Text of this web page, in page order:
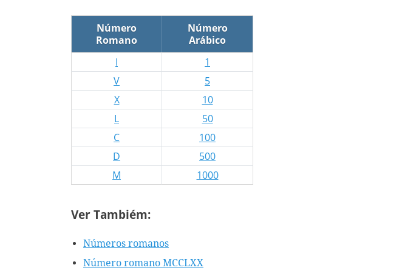
Número
Romano
Número
Arábico
I
1
V
5
X
10
L
50
C
100
D
500
M
1000
Ver Tambiém:
Números romanos
Número romano MCCLXX